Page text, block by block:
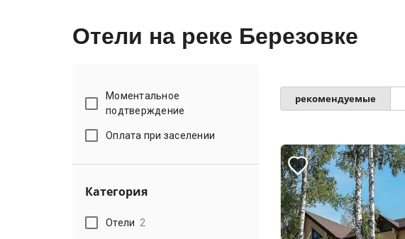
Отели на реке Березовке
Моментальное
подтверждение
Оплата при заселении
Категория
Отели 2
рекомендуемые